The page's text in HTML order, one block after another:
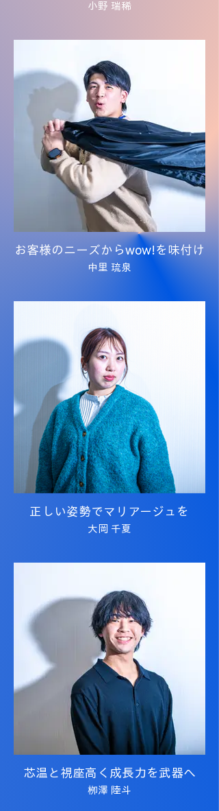
小野 瑞稀
お客様のニーズからwow!を味付け
中里 琉泉
正しい姿勢でマリアージュを
大岡 千夏
芯温と視座高く成長力を武器へ
栁澤 陸斗